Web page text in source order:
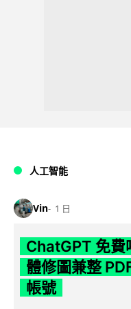
人工智能
Vin 1 日
ChatGPT 免費
體修圖兼整
帳號